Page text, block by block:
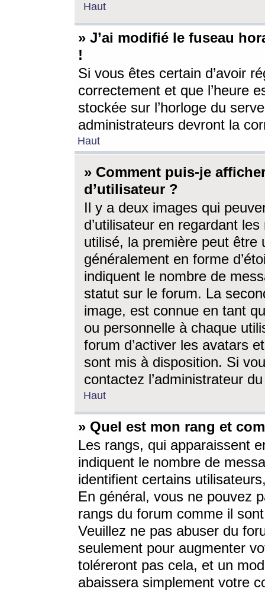
Haut
» J’ai modifié le fuseau
!
Si vous êtes certain d’avoir
correctement et que l’heure
stockée sur l’horloge du
administrateurs devront la
Haut
» Comment puis-je
d’utilisateur ?
Il y a deux images qui
d’utilisateur en regardant
utilisé, la première peut être
généralement en forme
indiquent le nombre de
statut sur le forum. La
image, est connue en tant
ou personnelle à chaque
forum d’activer les avatars
sont mis à disposition. Si
contactez l’administrateur
Haut
» Quel est mon rang et
Les rangs, qui apparaissent
indiquent le nombre de
identifient certains
En général, vous ne pouvez
rangs du forum comme il
Veuillez ne pas abuser du
seulement pour augmenter
toléreront pas cela, et un
abaissera simplement votre